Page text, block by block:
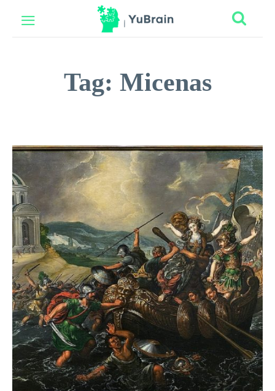
Tag: Micenas